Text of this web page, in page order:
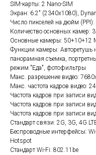
SIM-карты: 2 Nano-SIM
Экран: 6.2" (2340x1080),
Число пикселей на дюйм (PPI):
Количество основных камер: 3
Основные камеры: 50+10+12
Функции камеры: Авторетушь
панорамная съемка,
режим "Еда", фотофильтры
Макс. разрешение видео:
Макс. частота кадров видео:
Частота кадров при записи
Частота кадров при записи
Частота кадров при записи
Стандарт связи: 2G, 3G, 4G
Беспроводные интерфейсы:
Hotspot
Стандарт Wi-Fi: 802.11be